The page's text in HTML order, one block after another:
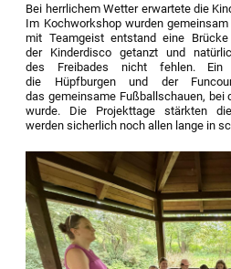
Bei herrlichem Wetter erwartete die
Im Kochworkshop wurden
mit Teamgeist entstand eine
der Kinderdisco getanzt und
des Freibades nicht fehlen. Ein
die Hüpfburgen und der
das gemeinsame Fußballschauen, bei
wurde. Die Projekttage stärkten
werden sicherlich noch allen lange in